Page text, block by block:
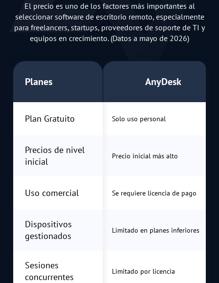
El precio es uno de los factores más importantes al
seleccionar software de escritorio remoto, especialmente
para freelancers, startups, proveedores de soporte de TI y
equipos en crecimiento. (Datos a mayo de 2026)
Planes AnyDesk
Plan Gratuito Solo uso personal
Precios de nivel
inicial
Precio inicial más alto
Uso comercial Se requiere licencia de pago
Dispositivos
gestionados
Limitado en planes inferiores
Sesiones
concurrentes
Limitado por licencia